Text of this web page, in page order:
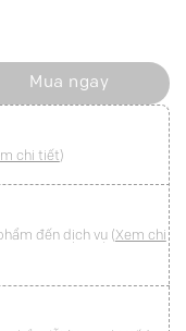
Mua ngay
chi tiết)
đến dịch vụ (Xem chi